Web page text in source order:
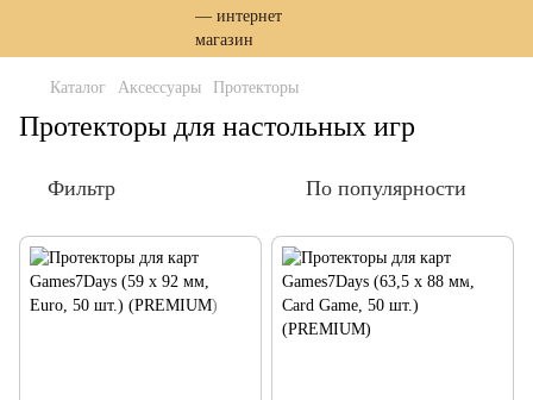
Каталог Аксессуары Протекторы
Протекторы для настольных игр
Фильтр По популярности